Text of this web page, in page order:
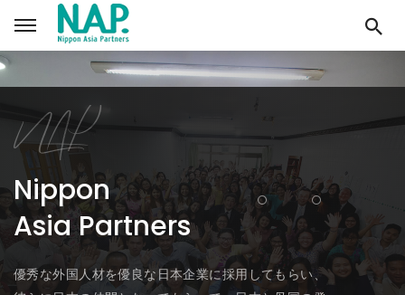
NAP
Nippon
Asia Partners
優秀な外国人材を優良な日本企業に採用してもらい、